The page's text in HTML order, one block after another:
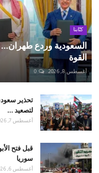
كتّابنا
السعودية وردع طهران...
القوة
أغسطس 8, 2026 0
تحذير
لتصعيد ...
أغسطس 7, 2026
قبل فتح
سوريا
أغسطس 6, 2026